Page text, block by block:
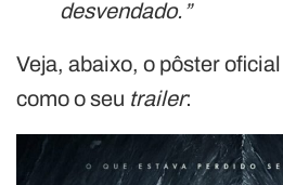
desvendado.”
Veja, abaixo, o pôster
como o seu trailer: